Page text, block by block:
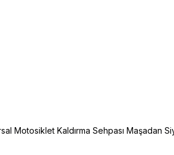
Motosiklet Kaldırma Sehpası Maşadan